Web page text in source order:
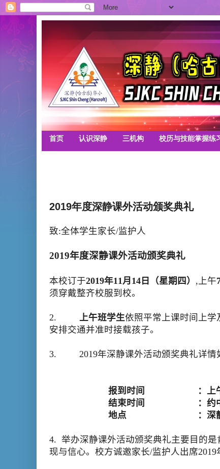
首页 认识深静 三机构 校历与技能掌握练
2019年度深静课外活动颁奖典礼
致:全体学生家长/监护人
2019年度深静课外活动颁奖典礼
本校订于2019年11 月 14 日 （星期四） , 上午
须穿戴整齐校服到校。
2. 上午班学生依照平常上课时间上学
安排交通并准时接载孩子。
3. 2019年深静课外活动颁奖典礼详情
报到时间 ：上
结束时间
：约
地点
：深
4. 举办深静课外活动颁奖典礼主要目的
现与信心。校方诚邀家长/监护人出席2019